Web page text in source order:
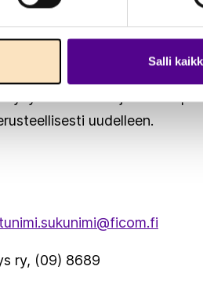
Salli
Tietojen kopiointi
kustannuksia ilman
uudelleen.
ry, (09) 8689